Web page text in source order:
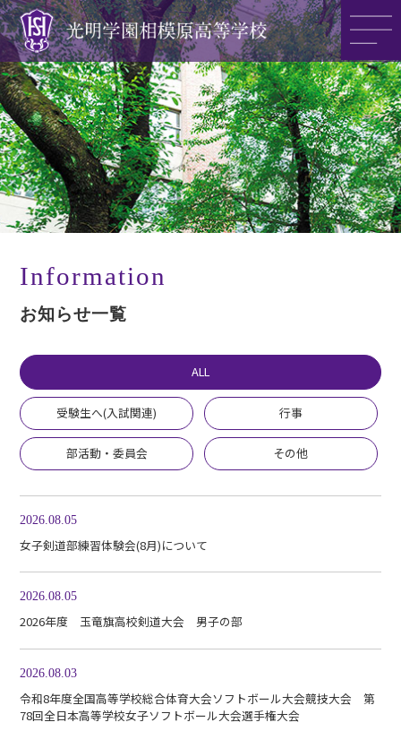
Information
お知らせ一覧
ALL
受験生へ(入試関連) 行事
部活動・委員会 その他
2026.08.05
女子剣道部練習体験会(8月)について
2026.08.05
2026年度 玉竜旗高校剣道大会 男子の部
2026.08.03
令和8年度全国高等学校総合体育大会ソフトボール大会競技大会 第
78回全日本高等学校女子ソフトボール大会選手権大会
光明学園の魅力
光明学園のご紹介
アクセス
各種お問い合わせ
在校生・卒業生向け
その他